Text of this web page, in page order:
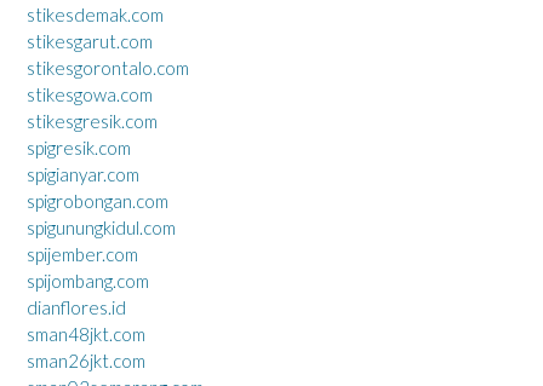
stikesdemak.com
stikesgarut.com
stikesgorontalo.com
stikesgowa.com
stikesgresik.com
spigresik.com
spigianyar.com
spigrobongan.com
spigunungkidul.com
spijember.com
spijombang.com
dianflores.id
sman48jkt.com
sman26jkt.com